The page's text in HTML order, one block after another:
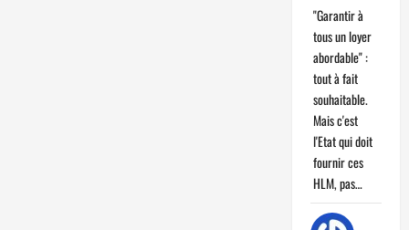
"Garantir à
tous un loyer
abordable" :
tout à fait
souhaitable.
Mais c'est
l'Etat qui doit
fournir ces
HLM, pas…